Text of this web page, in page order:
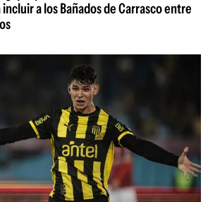
a los Bañados de Carrasco entre